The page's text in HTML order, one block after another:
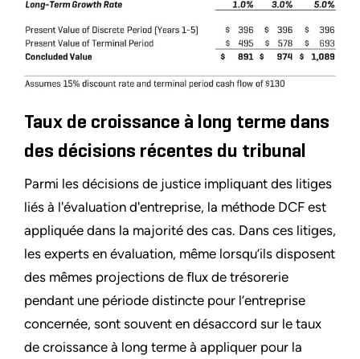
Taux de croissance à long terme dans
des décisions récentes du tribunal
Parmi les décisions de justice impliquant des litiges
liés à l'évaluation d'entreprise, la méthode DCF est
appliquée dans la majorité des cas. Dans ces litiges,
les experts en évaluation, même lorsqu’ils disposent
des mêmes projections de flux de trésorerie
pendant une période distincte pour l’entreprise
concernée, sont souvent en désaccord sur le taux
de croissance à long terme à appliquer pour la